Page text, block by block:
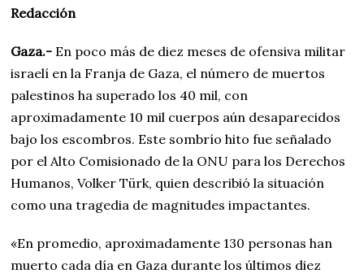
Redacción
Gaza.- En poco más de diez meses de ofensiva militar
israelí en la Franja de Gaza, el número de muertos
palestinos ha superado los 40 mil, con
aproximadamente 10 mil cuerpos aún desaparecidos
bajo los escombros. Este sombrío hito fue señalado
por el Alto Comisionado de la ONU para los Derechos
Humanos, Volker Türk, quien describió la situación
como una tragedia de magnitudes impactantes.
«En promedio, aproximadamente 130 personas han
muerto cada día en Gaza durante los últimos diez